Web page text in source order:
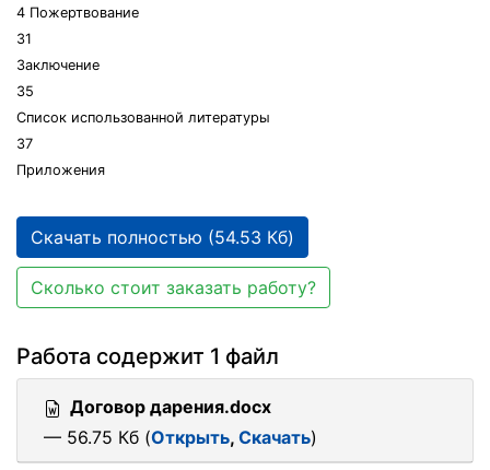
4 Пожертвование
31
Заключение
35
Список использованной литературы
37
Приложения
Скачать полностью (54.53 Кб)
Сколько стоит заказать работу?
Работа содержит 1 файл
Договор дарения.docx
— 56.75 Кб (Открыть, Скачать)